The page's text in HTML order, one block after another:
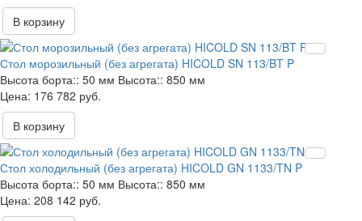
В корзину
Стол морозильный (без агрегата) HICOLD SN 113/BT P
Высота борта:: 50 мм Высота:: 850 мм
176 782 руб.
В корзину
Стол холодильный (без агрегата) HICOLD GN 1133/TN P
Высота борта:: 50 мм Высота:: 850 мм
208 142 руб.